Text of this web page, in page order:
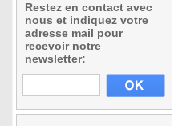
Restez en contact avec
nous et indiquez votre
adresse mail pour
recevoir notre
newsletter: